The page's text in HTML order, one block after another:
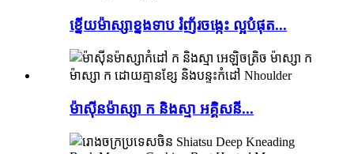
ខ្នើយម៉ាស្សាខ្នងទាប រំញ័រចង្កេះ ល្អបំផុត...
ម៉ាសុីនម៉ាស្សា ក និងស្មា អគ្គិសនី...